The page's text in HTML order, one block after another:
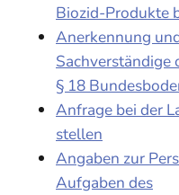
Biozid-Produkte
Anerkennung
Sachverständige
§ 18
Anfrage bei der
stellen
Angaben zur
Aufgaben des